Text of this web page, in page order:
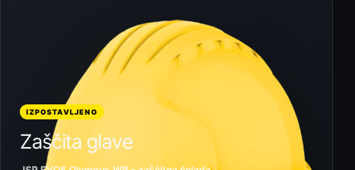
IZPOSTAVLJENO
Zaščita glave